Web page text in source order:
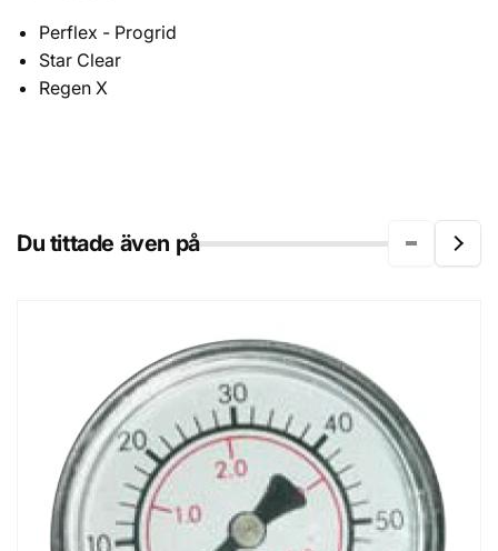
Perflex - Progrid
Star Clear
Regen X
Du tittade även på